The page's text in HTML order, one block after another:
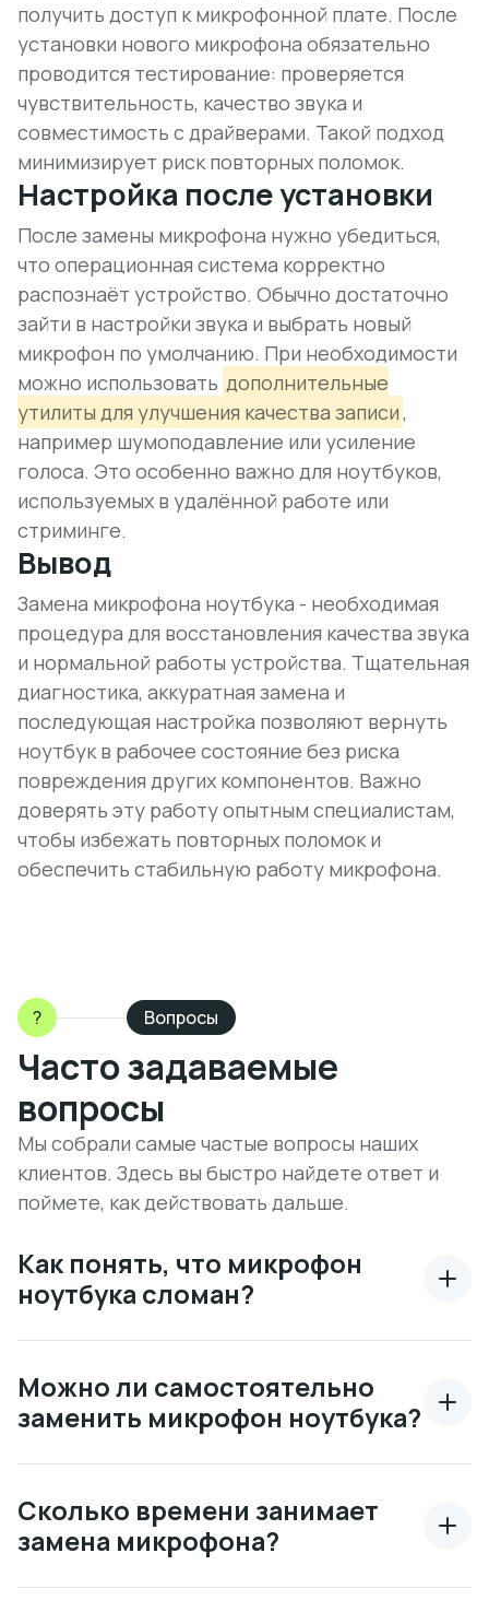
получить доступ к микрофонной плате. После
установки нового микрофона обязательно
проводится тестирование: проверяется
чувствительность, качество звука и
совместимость с драйверами. Такой подход
минимизирует риск повторных поломок.
Настройка после установки
После замены микрофона нужно убедиться,
что операционная система корректно
распознаёт устройство. Обычно достаточно
зайти в настройки звука и выбрать новый
микрофон по умолчанию. При необходимости
можно использовать дополнительные
утилиты для улучшения качества записи,
например шумоподавление или усиление
голоса. Это особенно важно для ноутбуков,
используемых в удалённой работе или
стриминге.
Вывод
Замена микрофона ноутбука - необходимая
процедура для восстановления качества звука
и нормальной работы устройства. Тщательная
диагностика, аккуратная замена и
последующая настройка позволяют вернуть
ноутбук в рабочее состояние без риска
повреждения других компонентов. Важно
доверять эту работу опытным специалистам,
чтобы избежать повторных поломок и
обеспечить стабильную работу микрофона.
? Вопросы
Часто задаваемые
вопросы
Мы собрали самые частые вопросы наших
клиентов. Здесь вы быстро найдете ответ и
поймете, как действовать дальше.
Как понять, что микрофон
ноутбука сломан?
Можно ли самостоятельно
заменить микрофон ноутбука?
Сколько времени занимает
замена микрофона?